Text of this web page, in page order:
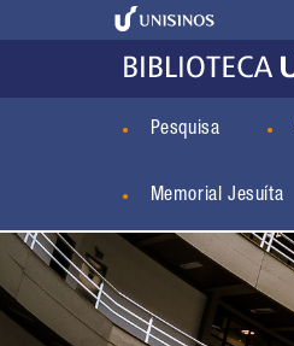
Pesquisa
Memorial Jesuíta